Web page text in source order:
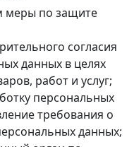
меры по защите
согласия
данных в целях
работ и услуг;
персональных
требования о
данных;